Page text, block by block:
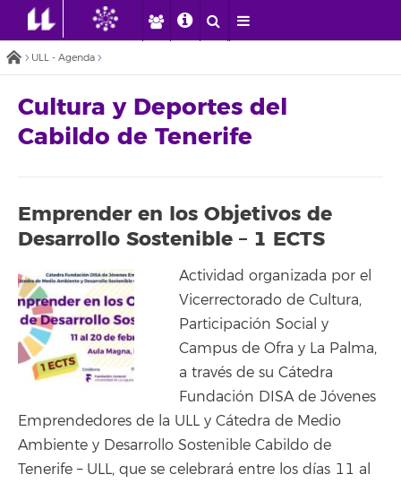
ULL - Agenda
Cultura y Deportes del
Cabildo de Tenerife
Emprender en los Objetivos de
Desarrollo Sostenible – 1 ECTS
Actividad organizada por el
Vicerrectorado de Cultura,
Participación Social y
Campus de Ofra y La Palma,
a través de su Cátedra
Fundación DISA de Jóvenes
Emprendedores de la ULL y Cátedra de Medio
Ambiente y Desarrollo Sostenible Cabildo de
Tenerife – ULL, que se celebrará entre los días 11 al